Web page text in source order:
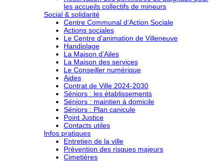
les accueils collectifs de mineurs
Social & solidarité
Centre Communal d’Action Sociale
Actions sociales
Le Centre d’animation de Villeneuve
Handiplage
La Maison d’Ailes
La Maison des services
Le Conseiller numérique
Aides
Contrat de Ville 2024-2030
Séniors : les établissements
Séniors : maintien à domicile
Séniors : Plan canicule
Point Justice
Contacts utiles
Infos pratiques
Entretien de la ville
Prévention des risques majeurs
Cimetières